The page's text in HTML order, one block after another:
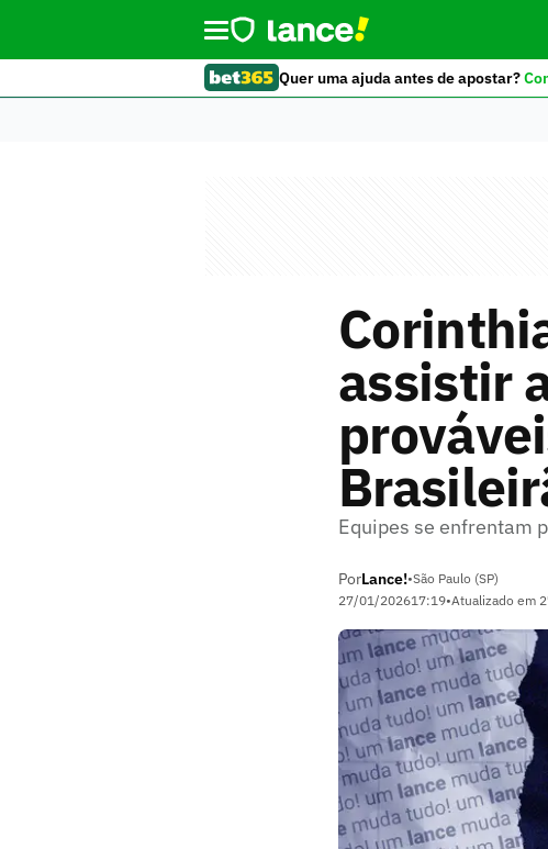
Quer uma ajuda antes de apostar?
assistir
Equipes se enfrentam
PorLance!•São Paulo (SP)
27/01/202617:19•Atualizado em